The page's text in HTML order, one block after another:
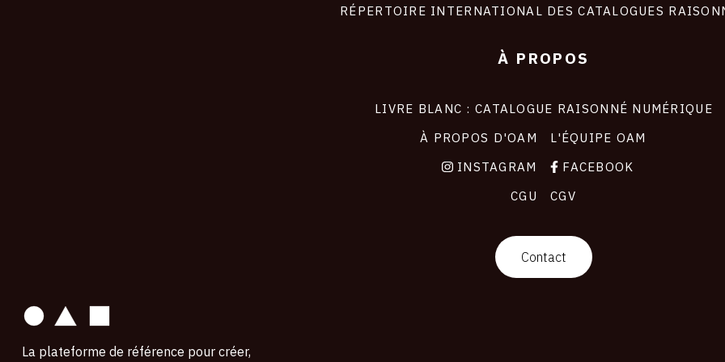
RÉPERTOIRE INTERNATIONAL DES CATALOGUES
À PROPOS
LIVRE BLANC : CATALOGUE RAISONNÉ NUMÉRIQUE
À PROPOS D'OAM
L'ÉQUIPE OAM
INSTAGRAM
FACEBOOK
CGU
CGV
Contact
La plateforme de référence pour créer,